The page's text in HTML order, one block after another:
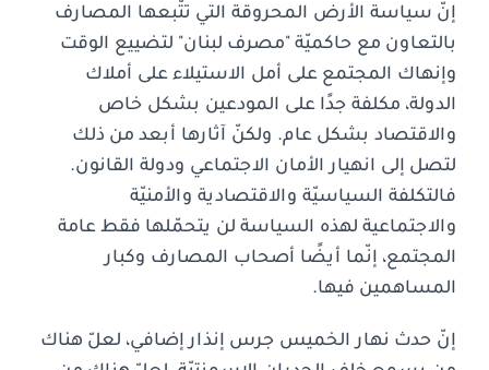
إنّ سياسة الأرض المحروقة التي تتّبعها المصارف
بالتعاون مع حاكميّة "مصرف لبنان" لتضييع الوقت
وإنهاك المجتمع على أمل الاستيلاء على أملاك
الدولة، مكلفة جدًا على المودعين بشكل خاص
والاقتصاد بشكل عام. ولكنّ آثارها أبعد من ذلك
لتصل إلى انهيار الأمان الاجتماعي ودولة القانون.
فالتكلفة السياسيّة والاقتصادية والأمنيّة
والاجتماعية لهذه السياسة لن يتحمّلها فقط عامة
المجتمع، إنّما أيضًا أصحاب المصارف وكبار
المساهمين فيها.
إنّ حدث نهار الخميس جرس إنذار إضافي، لعلّ هناك